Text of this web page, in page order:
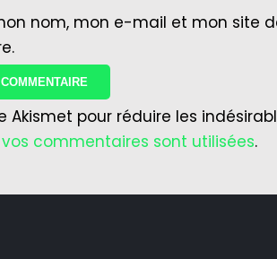
nom, mon e-mail et mon site
Akismet pour réduire les
commentaires sont utilisées.